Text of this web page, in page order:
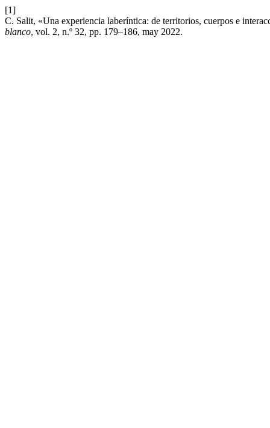
[1]
C. Salit, «Una experiencia laberíntica: de territorios, cuerpos e
blanco, vol. 2, n.º 32, pp. 179–186, may 2022.